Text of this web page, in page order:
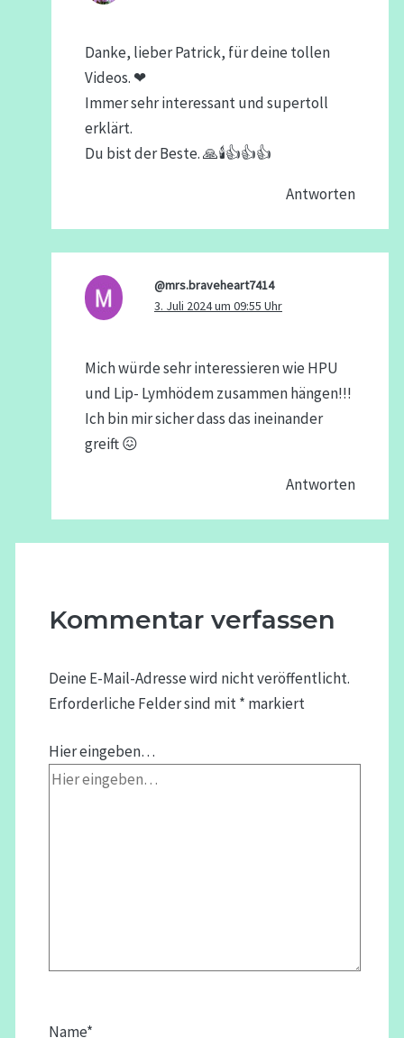
Danke, lieber Patrick, für deine tollen
Videos. ❤
Immer sehr interessant und supertoll
erklärt.
Du bist der Beste. 🙏🕯👍👍👍
Antworten
@mrs.braveheart7414
3. Juli 2024 um 09:55 Uhr
Mich würde sehr interessieren wie HPU
und Lip- Lymhödem zusammen hängen!!!
Ich bin mir sicher dass das ineinander
greift 😖
Antworten
Kommentar verfassen
Deine E-Mail-Adresse wird nicht veröffentlicht.
Erforderliche Felder sind mit* markiert
Hier eingeben…
Name*